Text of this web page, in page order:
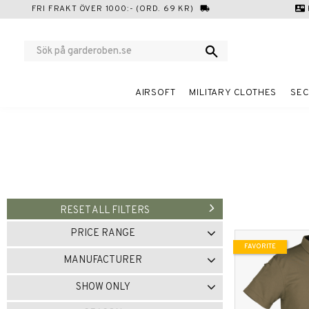
FRI FRAKT ÖVER 1000:- (ORD. 69 KR) local_shipping contact_mail
AIRSOFT MILITARY CLOTHES
RESET ALL FILTERS
PRICE RANGE
159 360
MANUFACTURER
MIL-TEC
2
ÖVRIGT VARUMÄRKE
1
SHOW ONLY
FAVORITE